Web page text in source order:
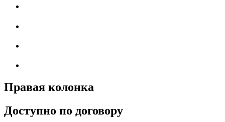
Правая колонка
Доступно по договору